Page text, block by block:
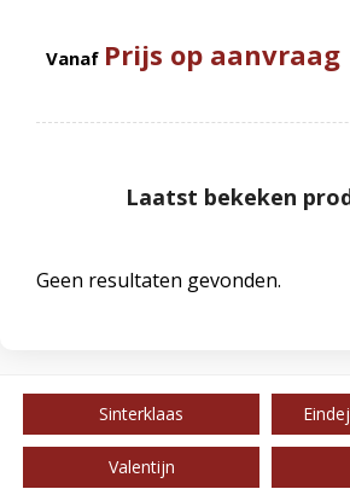
Vanaf Prijs op aanvraag
Laatst bekeken
Geen resultaten gevonden.
Sinterklaas
Valentijn